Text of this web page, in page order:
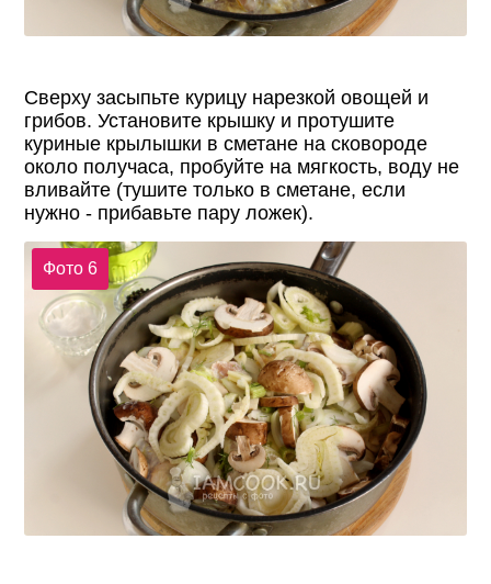
Сверху засыпьте курицу нарезкой овощей и
грибов. Установите крышку и протушите
куриные крылышки в сметане на сковороде
около получаса, пробуйте на мягкость, воду не
вливайте (тушите только в сметане, если
нужно - прибавьте пару ложек).
Фото 6